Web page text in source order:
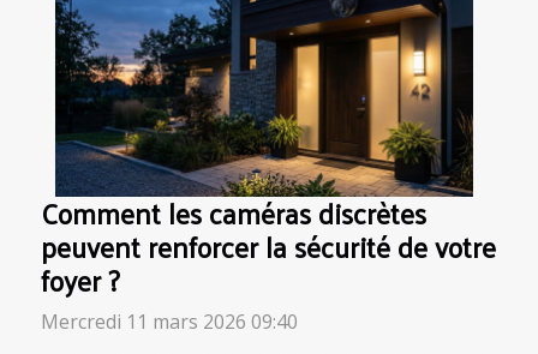
Comment les caméras discrètes
peuvent renforcer la sécurité de votre
foyer ?
Mercredi 11 mars 2026 09:40